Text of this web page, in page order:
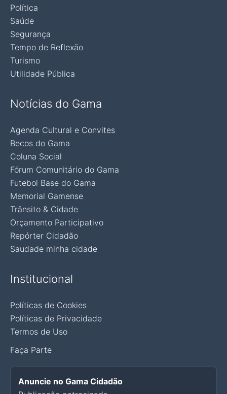
Política
Saúde
Segurança
Tempo de Reflexão
Turismo
Utilidade Pública
Notícias do Gama
Agenda Cultural e Convites
Becos do Gama
Coluna Social
Fórum Comunitário do Gama
Futebol Base do Gama
Memorial Gamense
Trânsito & Cidade
Orçamento Participativo
Repórter Cidadão
Saudade minha cidade
Institucional
Políticas de Cookies
Políticas de Privacidade
Termos de Uso
Faça Parte
Anuncie no Gama Cidadão